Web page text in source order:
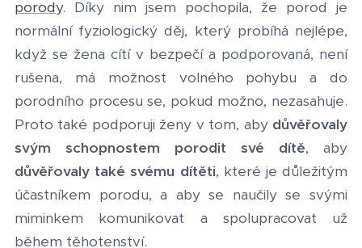
porody. Díky nim jsem pochopila, že porod je
normální fyziologický děj, který probíhá nejlépe,
když se žena cítí v bezpečí a podporovaná, není
rušena, má možnost volného pohybu a do
porodního procesu se, pokud možno, nezasahuje.
Proto také podporuji ženy v tom, aby důvěřovaly
svým schopnostem porodit své dítě, aby
důvěřovaly také svému dítěti, které je důležitým
účastníkem porodu, a aby se naučily se svými
miminkem komunikovat a spolupracovat už
během těhotenství.